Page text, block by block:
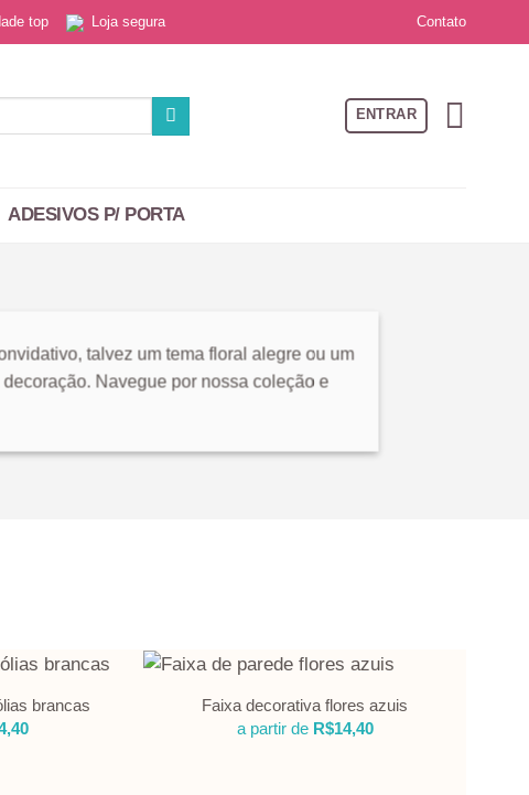
top Loja segura Contato
ENTRAR
ADESIVOS P/ PORTA
talvez um tema floral alegre ou um
Navegue por nossa coleção e
brancas
Faixa decorativa flores azuis
a partir de R$14,40